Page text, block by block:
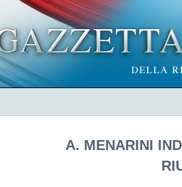
A. MENARINI